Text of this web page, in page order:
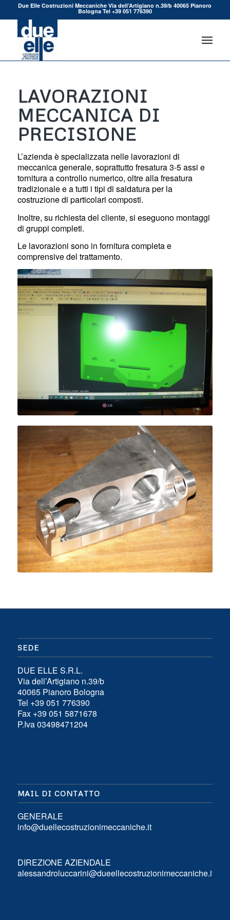
Due Elle Costruzioni Meccaniche Via dell’Artigiano n.39/b 40065 Pianoro
Bologna Tel +39 051 776390
LAVORAZIONI
MECCANICA DI
PRECISIONE
L’azienda è specializzata nelle lavorazioni di
meccanica generale, soprattutto fresatura 3-5 assi e
tornitura a controllo numerico, oltre alla fresatura
tradizionale e a tutti i tipi di saldatura per la
costruzione di particolari composti.
Inoltre, su richiesta del cliente, si eseguono montaggi
di gruppi completi.
Le lavorazioni sono in fornitura completa e
comprensive del trattamento.
SEDE
DUE ELLE S.R.L.
Via dell’Artigiano n.39/b
40065 Pianoro Bologna
Tel +39 051 776390
Fax +39 051 5871678
P.Iva 03498471204
MAIL DI CONTATTO
GENERALE
info@duellecostruzionimeccaniche.it
DIREZIONE AZIENDALE
alessandroluccarini@dueellecostruzionimeccaniche.it